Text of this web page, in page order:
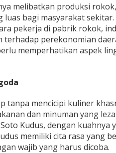
melibatkan produksi
luas bagi masyarakat
pekerja di pabrik rokok,
perekonomian
memperhatikan aspek
tanpa mencicipi kuliner
dan minuman yang
Kudus, dengan kuahnya
memiliki cita rasa yang
wajib yang harus dicoba.